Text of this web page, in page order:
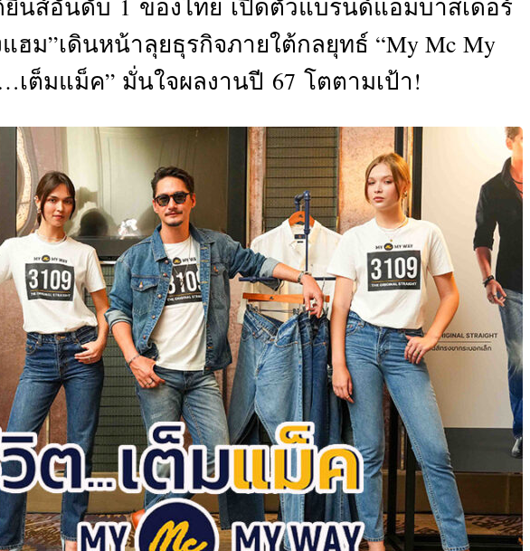
ACTIVITIES
&
EVENT
นส์อันดับ 1 ของไทย เปิดตัวแบรนด์แอมบาสเดอร์
แฮม”เดินหน้าลุยธุรกิจภายใต้กลยุทธ์ “My Mc My
เต็มแม็ค” มั่นใจผลงานปี 67 โตตามเป้า!